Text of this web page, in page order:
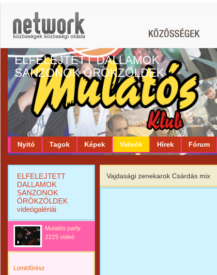
ELFELEJTETT DALLAMOK
SANZONOK ÖRÖKZÖLDEK
Nyitó Tagok Képek Videók Hírek Fórum
ELFELEJTETT
DALLAMOK
SANZONOK
ÖRÖKZÖLDEK
videógalériái
Mulatós party
2225 videó
Lombfűrész
Vajdasági zenekarok Csárdás mix